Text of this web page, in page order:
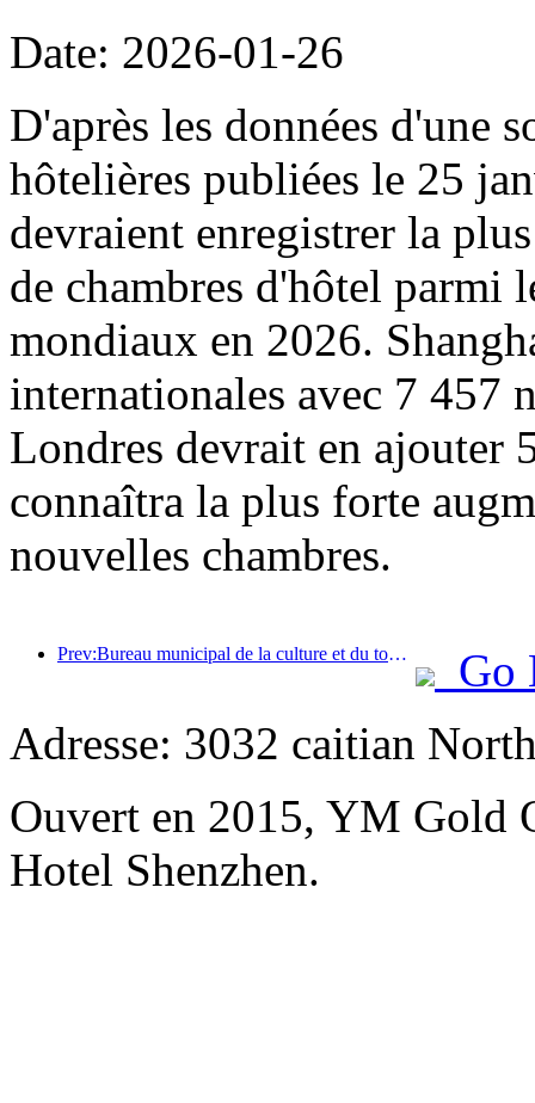
Date: 2026-01-26
D'après les données d'une
hôtelières publiées le 25
devraient enregistrer la
de chambres d'hôtel parmi
mondiaux en 2026.
internationales avec 7 457
Londres devrait en ajouter
connaîtra la plus forte
nouvelles chambres.
Prev:Bureau municipal de la culture et du tourisme de Pékin : En 2025, Pékin a accueilli 5,48 millions de touristes étrangers, soit une augmentation de 39 % par rapport à l’année précédente.
Go
Adresse: 3032 caitian
Ouvert en 2015, YM Gold
Hotel Shenzhen.